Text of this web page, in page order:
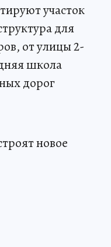
участок
для
от улицы 2-
школа
дорог
новое